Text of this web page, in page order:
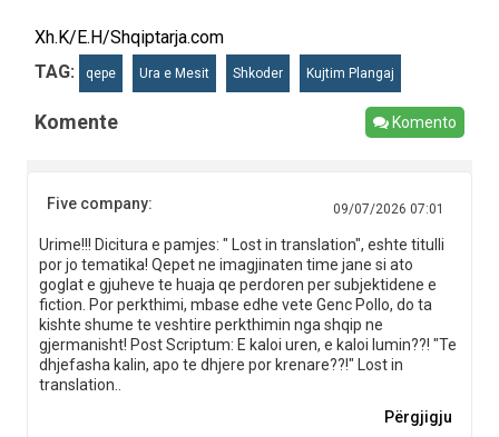
Xh.K/E.H/Shqiptarja.com
TAG:
qepe Ura e Mesit Shkoder Kujtim Plangaj
Komente Komento
Five company: 09/07/2026 07:01
Urime!!! Dicitura e pamjes: " Lost in translation", eshte titulli
por jo tematika! Qepet ne imagjinaten time jane si ato
goglat e gjuheve te huaja qe perdoren per subjektidene e
fiction. Por perkthimi, mbase edhe vete Genc Pollo, do ta
kishte shume te veshtire perkthimin nga shqip ne
gjermanisht! Post Scriptum: E kaloi uren, e kaloi lumin??! "Te
dhjefasha kalin, apo te dhjere por krenare??!" Lost in
translation..
Përgjigju